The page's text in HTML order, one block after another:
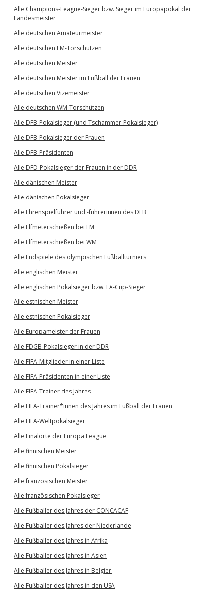
Alle Champions-League-Sieger bzw. Sieger im Europapokal der
Landesmeister
Alle deutschen Amateurmeister
Alle deutschen EM-Torschützen
Alle deutschen Meister
Alle deutschen Meister im Fußball der Frauen
Alle deutschen Vizemeister
Alle deutschen WM-Torschützen
Alle DFB-Pokalsieger (und Tschammer-Pokalsieger)
Alle DFB-Pokalsieger der Frauen
Alle DFB-Präsidenten
Alle DFD-Pokalsieger der Frauen in der DDR
Alle dänischen Meister
Alle dänischen Pokalsieger
Alle Ehrenspielführer und -führerinnen des DFB
Alle Elfmeterschießen bei EM
Alle Elfmeterschießen bei WM
Alle Endspiele des olympischen Fußballturniers
Alle englischen Meister
Alle englischen Pokalsieger bzw. FA-Cup-Sieger
Alle estnischen Meister
Alle estnischen Pokalsieger
Alle Europameister der Frauen
Alle FDGB-Pokalsieger in der DDR
Alle FIFA-Mitglieder in einer Liste
Alle FIFA-Präsidenten in einer Liste
Alle FIFA-Trainer des Jahres
Alle FIFA-Trainer*innen des Jahres im Fußball der Frauen
Alle FIFA-Weltpokalsieger
Alle Finalorte der Europa League
Alle finnischen Meister
Alle finnischen Pokalsieger
Alle französischen Meister
Alle französischen Pokalsieger
Alle Fußballer des Jahres der CONCACAF
Alle Fußballer des Jahres der Niederlande
Alle Fußballer des Jahres in Afrika
Alle Fußballer des Jahres in Asien
Alle Fußballer des Jahres in Belgien
Alle Fußballer des Jahres in den USA